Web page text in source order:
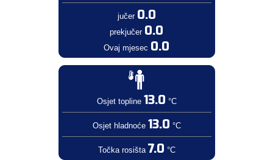
jučer 0.0
prekjučer 0.0
Ovaj mjesec 0.0
Osjet topline 13.0 °C
Osjet hladnoće 13.0 °C
Točka rosišta 7.0 °C